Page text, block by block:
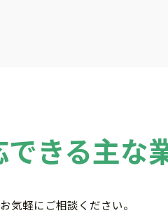
きる主な
気軽にご相談ください。